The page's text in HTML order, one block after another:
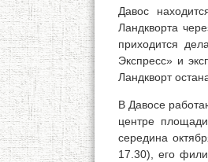
Давос
Ландкворта
приходится
Экспресс» и
Ландкворт
В Давосе
центре
середина
17.30), его